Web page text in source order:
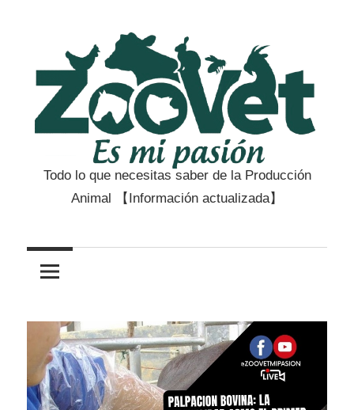
contenido
Zootecnia
Veterinaria
mi
Pasión
Todo lo que necesitas saber de la Producción
Animal 【Información actualizada】